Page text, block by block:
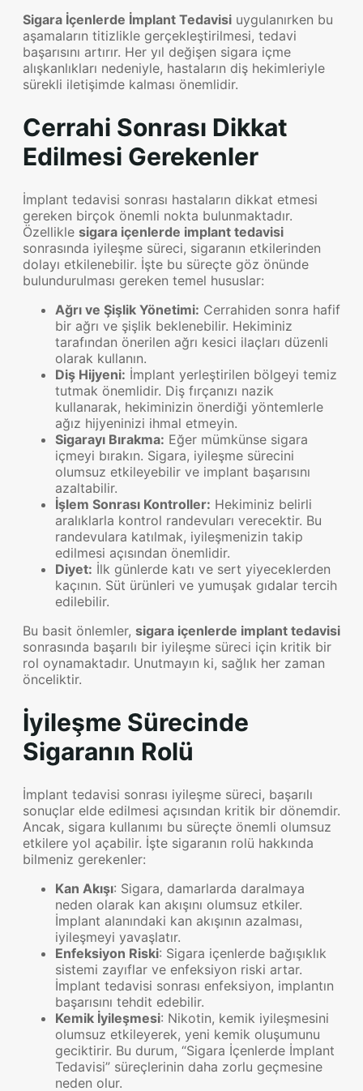
Sigara İçenlerde İmplant Tedavisi uygulanırken bu
aşamaların titizlikle gerçekleştirilmesi, tedavi
başarısını artırır. Her yıl değişen sigara içme
alışkanlıkları nedeniyle, hastaların diş hekimleriyle
sürekli iletişimde kalması önemlidir.
Cerrahi Sonrası Dikkat
Edilmesi Gerekenler
İmplant tedavisi sonrası hastaların dikkat etmesi
gereken birçok önemli nokta bulunmaktadır.
Özellikle sigara içenlerde implant tedavisi
sonrasında iyileşme süreci, sigaranın etkilerinden
dolayı etkilenebilir. İşte bu süreçte göz önünde
bulundurulması gereken temel hususlar:
Ağrı ve Şişlik Yönetimi: Cerrahiden sonra hafif
bir ağrı ve şişlik beklenebilir. Hekiminiz
tarafından önerilen ağrı kesici ilaçları düzenli
olarak kullanın.
Diş Hijyeni: İmplant yerleştirilen bölgeyi temiz
tutmak önemlidir. Diş fırçanızı nazik
kullanarak, hekiminizin önerdiği yöntemlerle
ağız hijyeninizi ihmal etmeyin.
Sigarayı Bırakma: Eğer mümkünse sigara
içmeyi bırakın. Sigara, iyileşme sürecini
olumsuz etkileyebilir ve implant başarısını
azaltabilir.
İşlem Sonrası Kontroller: Hekiminiz belirli
aralıklarla kontrol randevuları verecektir. Bu
randevulara katılmak, iyileşmenizin takip
edilmesi açısından önemlidir.
Diyet: İlk günlerde katı ve sert yiyeceklerden
kaçının. Süt ürünleri ve yumuşak gıdalar tercih
edilebilir.
Bu basit önlemler, sigara içenlerde implant tedavisi
sonrasında başarılı bir iyileşme süreci için kritik bir
rol oynamaktadır. Unutmayın ki, sağlık her zaman
önceliktir.
İyileşme Sürecinde
Sigaranın Rolü
İmplant tedavisi sonrası iyileşme süreci, başarılı
sonuçlar elde edilmesi açısından kritik bir dönemdir.
Ancak, sigara kullanımı bu süreçte önemli olumsuz
etkilere yol açabilir. İşte sigaranın rolü hakkında
bilmeniz gerekenler:
Kan Akışı: Sigara, damarlarda daralmaya
neden olarak kan akışını olumsuz etkiler.
İmplant alanındaki kan akışının azalması,
iyileşmeyi yavaşlatır.
Enfeksiyon Riski: Sigara içenlerde bağışıklık
sistemi zayıflar ve enfeksiyon riski artar.
İmplant tedavisi sonrası enfeksiyon, implantın
başarısını tehdit edebilir.
Kemik İyileşmesi: Nikotin, kemik iyileşmesini
olumsuz etkileyerek, yeni kemik oluşumunu
geciktirir. Bu durum, “Sigara İçenlerde İmplant
Tedavisi” süreçlerinin daha zorlu geçmesine
neden olur.